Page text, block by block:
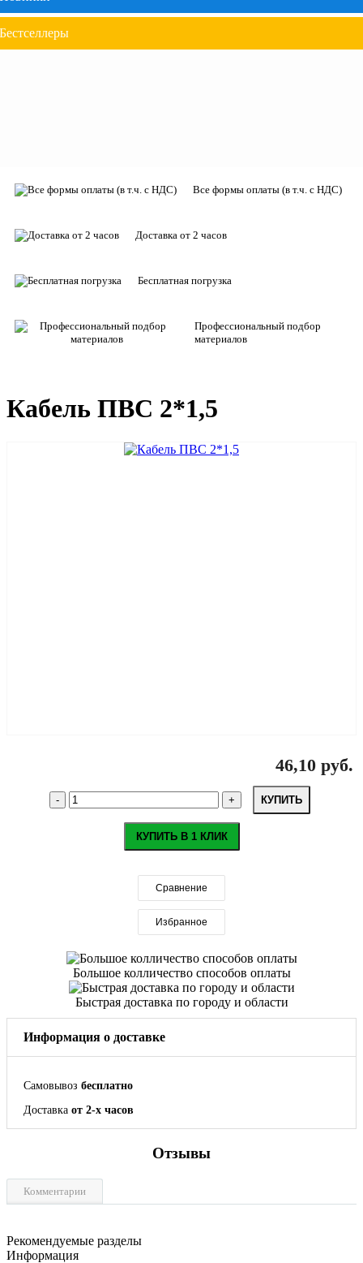
Бестселлеры
Все формы оплаты (в т.ч. с НДС)
Доставка от 2 часов
Бесплатная погрузка
Профессиональный подбор
материалов
Кабель ПВС 2*1,5
46,10 руб.
КУПИТЬ
КУПИТЬ В 1 КЛИК
Сравнение
Избранное
Большое колличество способов оплаты
Быстрая доставка по городу и области
Информация о доставке
Самовывоз бесплатно
Доставка от 2-х часов
Отзывы
Комментарии
Рекомендуемые разделы
Информация